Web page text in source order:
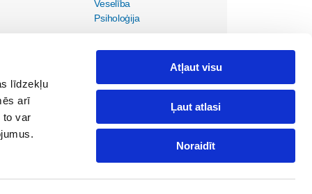
līdzekļu
arī
to var
Atļaut visu
Ļaut atlasi
Noraidīt
Veselība
Psiholoģija